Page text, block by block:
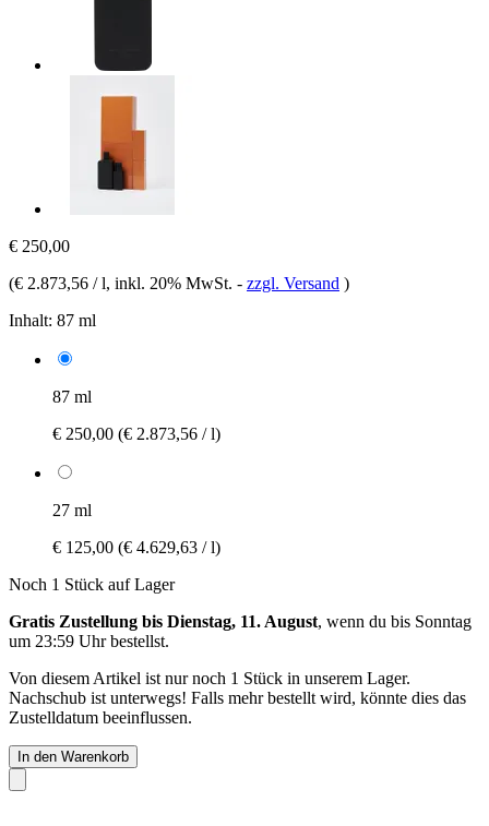
€ 250,00
(€ 2.873,56 / l, inkl. 20% MwSt. - zzgl. Versand )
Inhalt: 87 ml
87 ml
€ 250,00 (€ 2.873,56 / l)
27 ml
€ 125,00 (€ 4.629,63 / l)
Noch 1 Stück auf Lager
Gratis Zustellung bis Dienstag, 11. August, wenn du bis Sonntag
um 23:59 Uhrbestellst.
Von diesem Artikel ist nur noch 1 Stück in unserem Lager.
Nachschub ist unterwegs! Falls mehr bestellt wird, könnte dies das
Zustelldatum beeinflussen.
In den Warenkorb